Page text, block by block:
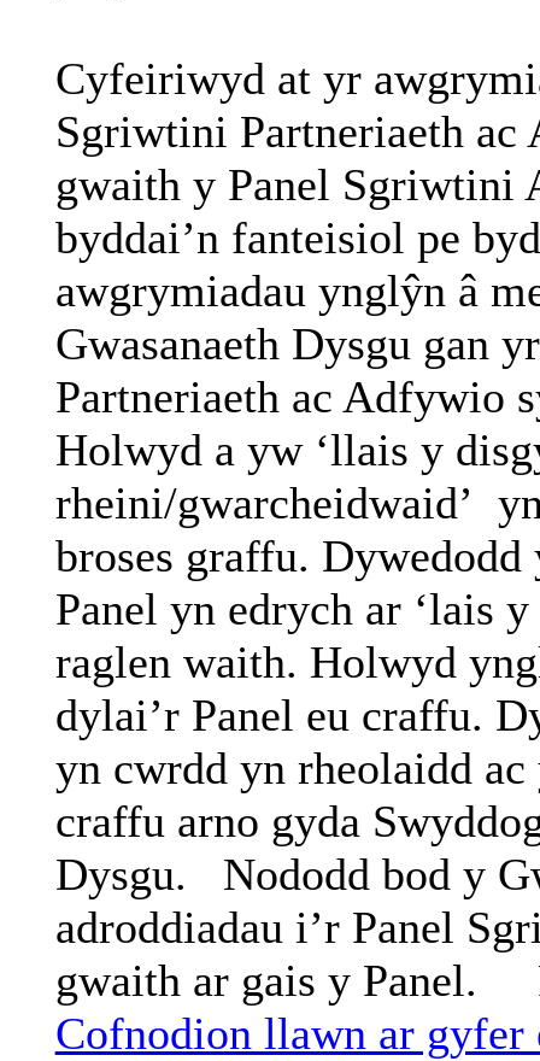
Cyfeiriwyd at yr
Sgriwtini Partneriaeth
gwaith y Panel Sgriwtini
byddai’n fanteisiol pe
awgrymiadau ynglŷn â
Gwasanaeth Dysgu gan
Partneriaeth ac Adfywio
Holwyd a yw ‘llais y
rheini/gwarcheidwaid’
broses graffu.
Panel yn edrych ar ‘lais
raglen waith. Holwyd
dylai’r Panel eu craffu.
yn cwrdd yn rheolaidd
craffu arno gyda
Dysgu.
Nododd bod y
adroddiadau i’r Panel
gwaith ar gais y Panel.
Cofnodion llawn ar gyfer